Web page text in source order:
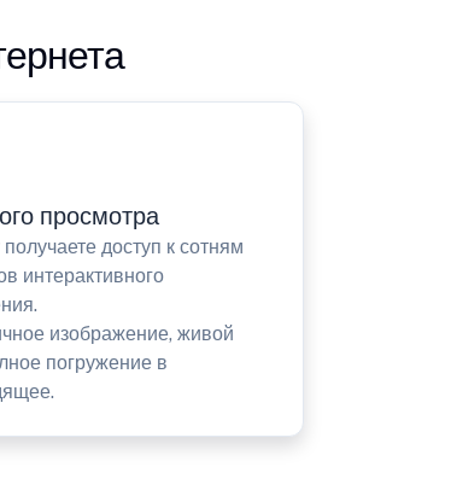
просмотра
доступ к сотням
интерактивного
изображение, живой
погружение в